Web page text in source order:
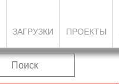
ЗАГРУЗКИ ПРОЕКТЫ
Поиск